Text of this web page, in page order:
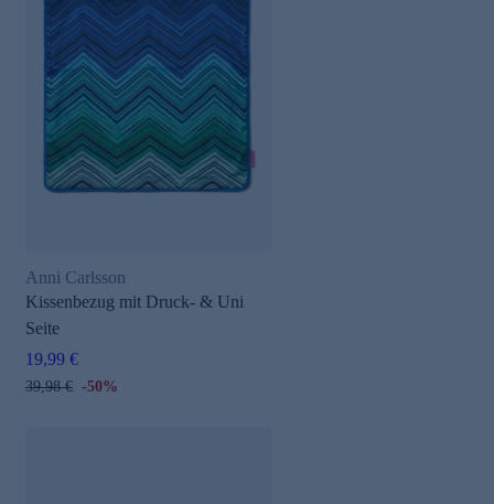
Anni Carlsson
Kissenbezug mit Druck- & Uni
Seite
19,99 €
39,98 € -50%